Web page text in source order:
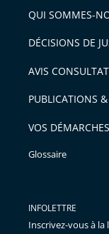
QUI SOMMES-
DÉCISIONS DE
AVIS
PUBLICATIONS
VOS DÉMARCHES
Glossaire
INFOLETTRE
Inscrivez-vous à